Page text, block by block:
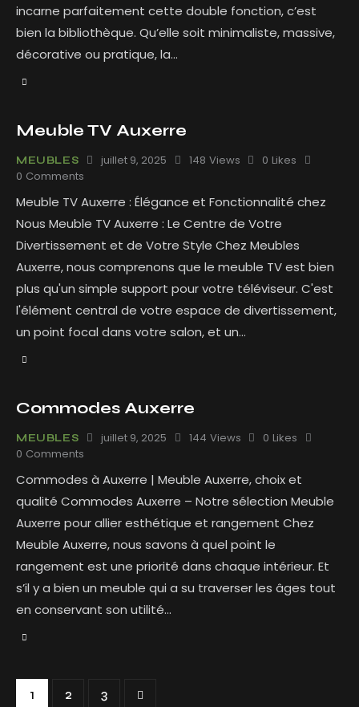
incarne parfaitement cette double fonction, c’est
bien la bibliothèque. Qu’elle soit minimaliste, massive,
décorative ou pratique, la…
Meuble TV Auxerre
MEUBLES juillet 9, 2025 148 Views 0 Likes
0 Comments
Meuble TV Auxerre : Élégance et Fonctionnalité chez
Nous Meuble TV Auxerre : Le Centre de Votre
Divertissement et de Votre Style Chez Meubles
Auxerre, nous comprenons que le meuble TV est bien
plus qu'un simple support pour votre téléviseur. C'est
l'élément central de votre espace de divertissement,
un point focal dans votre salon, et un…
Commodes Auxerre
MEUBLES juillet 9, 2025 144 Views 0 Likes
0 Comments
Commodes à Auxerre | Meuble Auxerre, choix et
qualité Commodes Auxerre – Notre sélection Meuble
Auxerre pour allier esthétique et rangement Chez
Meuble Auxerre, nous savons à quel point le
rangement est une priorité dans chaque intérieur. Et
s’il y a bien un meuble qui a su traverser les âges tout
en conservant son utilité…
1 2 3